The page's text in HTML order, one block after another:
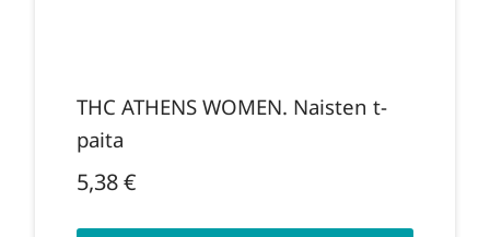
THC ATHENS WOMEN. Naisten t-
paita
5,38€